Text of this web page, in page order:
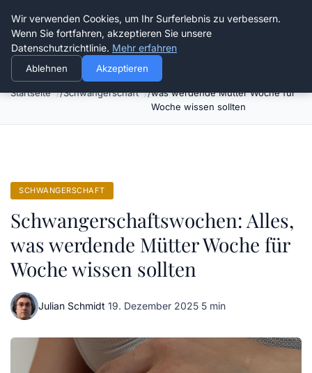
Verflixt-und-aufgetrennt.de
Startseite Schwangerschaft
Schwangerschaftswochen: Alles,
was werdende Mütter Woche für
Woche wissen sollten
SCHWANGERSCHAFT
Schwangerschaftswochen: Alles,
was werdende Mütter Woche für
Woche wissen sollten
Julian Schmidt·19. Dezember 2025·5 min
Wir verwenden Cookies, um Ihr Surferlebnis zu verbessern.
Wenn Sie fortfahren, akzeptieren Sie unsere
Datenschutzrichtlinie. Mehr erfahren
Ablehnen Akzeptieren